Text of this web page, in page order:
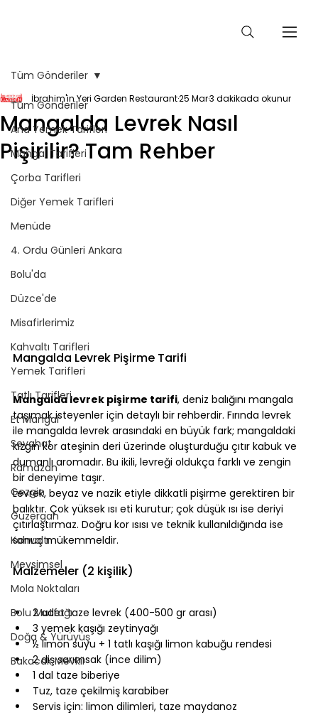
Tüm Gönderiler
Ana Yemek Tarifleri
Mangal Tarifleri
Çorba Tarifleri
Diğer Yemek Tarifleri
Menüde
4. Ordu Günleri Ankara
Bolu'da
Düzce'de
Misafirlerimiz
Kahvaltı Tarifleri
Yemek Tarifleri
Tatlı Tarifleri
Et Mangal
Seyahat
Ramazan
Gezgin
Güzergah
Kahvaltı
Mevsimsel
Mola Noktaları
Bolu Mutfağı
Doğa & Yürüyüş
Bakacak Mevkii
Tüm Gönderiler
Mangalda Levrek Nasıl
Pişirilir? Tam Rehber
İbrahim'in Yeri Garden Restaurant25 Mar3 dakikada okunur
Mangalda Levrek Pişirme Tarifi
Mangalda levrek pişirme tarifi, deniz balığını mangala
taşımak isteyenler için detaylı bir rehberdir. Fırında levrek
ile mangalda levrek arasındaki en büyük fark; mangaldaki
kızgın kor ateşinin deri üzerinde oluşturduğu çıtır kabuk ve
dumanlı aromadır. Bu ikili, levreği oldukça farklı ve zengin
bir deneyime taşır.
Levrek, beyaz ve nazik etiyle dikkatli pişirme gerektiren bir
balıktır. Çok yüksek ısı eti kurutur; çok düşük ısı ise deriyi
çıtırlaştırmaz. Doğru kor ısısı ve teknik kullanıldığında ise
sonuç mükemmeldir.
Malzemeler (2 kişilik)
2 adet taze levrek (400-500 gr arası)
3 yemek kaşığı zeytinyağı
½ limon suyu + 1 tatlı kaşığı limon kabuğu rendesi
2 diş sarımsak (ince dilim)
1 dal taze biberiye
Tuz, taze çekilmiş karabiber
Servis için: limon dilimleri, taze maydanoz